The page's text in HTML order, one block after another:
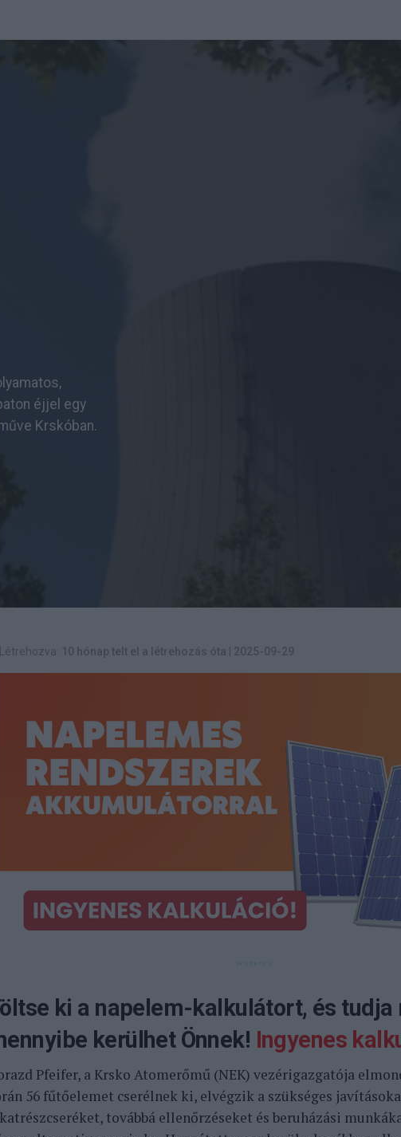
éjjel egy
Krskóban.
Létrehozva: 10 hónap telt el a létrehozás óta 2025-09-29
ki a napelem-kalkulátort, és tudja
kerülhet Önnek! Ingyenes
Pfeifer, a Krsko Atomerőmű (NEK) vezérigazgatója
56 fűtőelemet cserélnek ki, elvégzik a szükséges
továbbá ellenőrzéseket és beruházási